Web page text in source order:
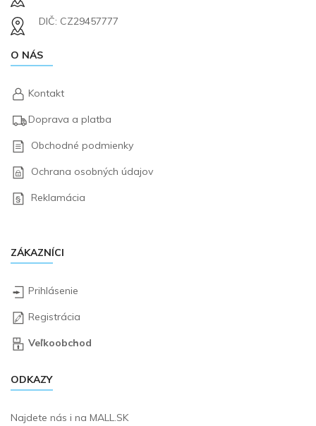
DIČ: CZ29457777
O NÁS
Kontakt
Doprava a platba
Obchodné podmienky
Ochrana osobných údajov
Reklamácia
ZÁKAZNÍCI
Prihlásenie
Registrácia
Veľkoobchod
ODKAZY
Najdete nás i na MALL.SK